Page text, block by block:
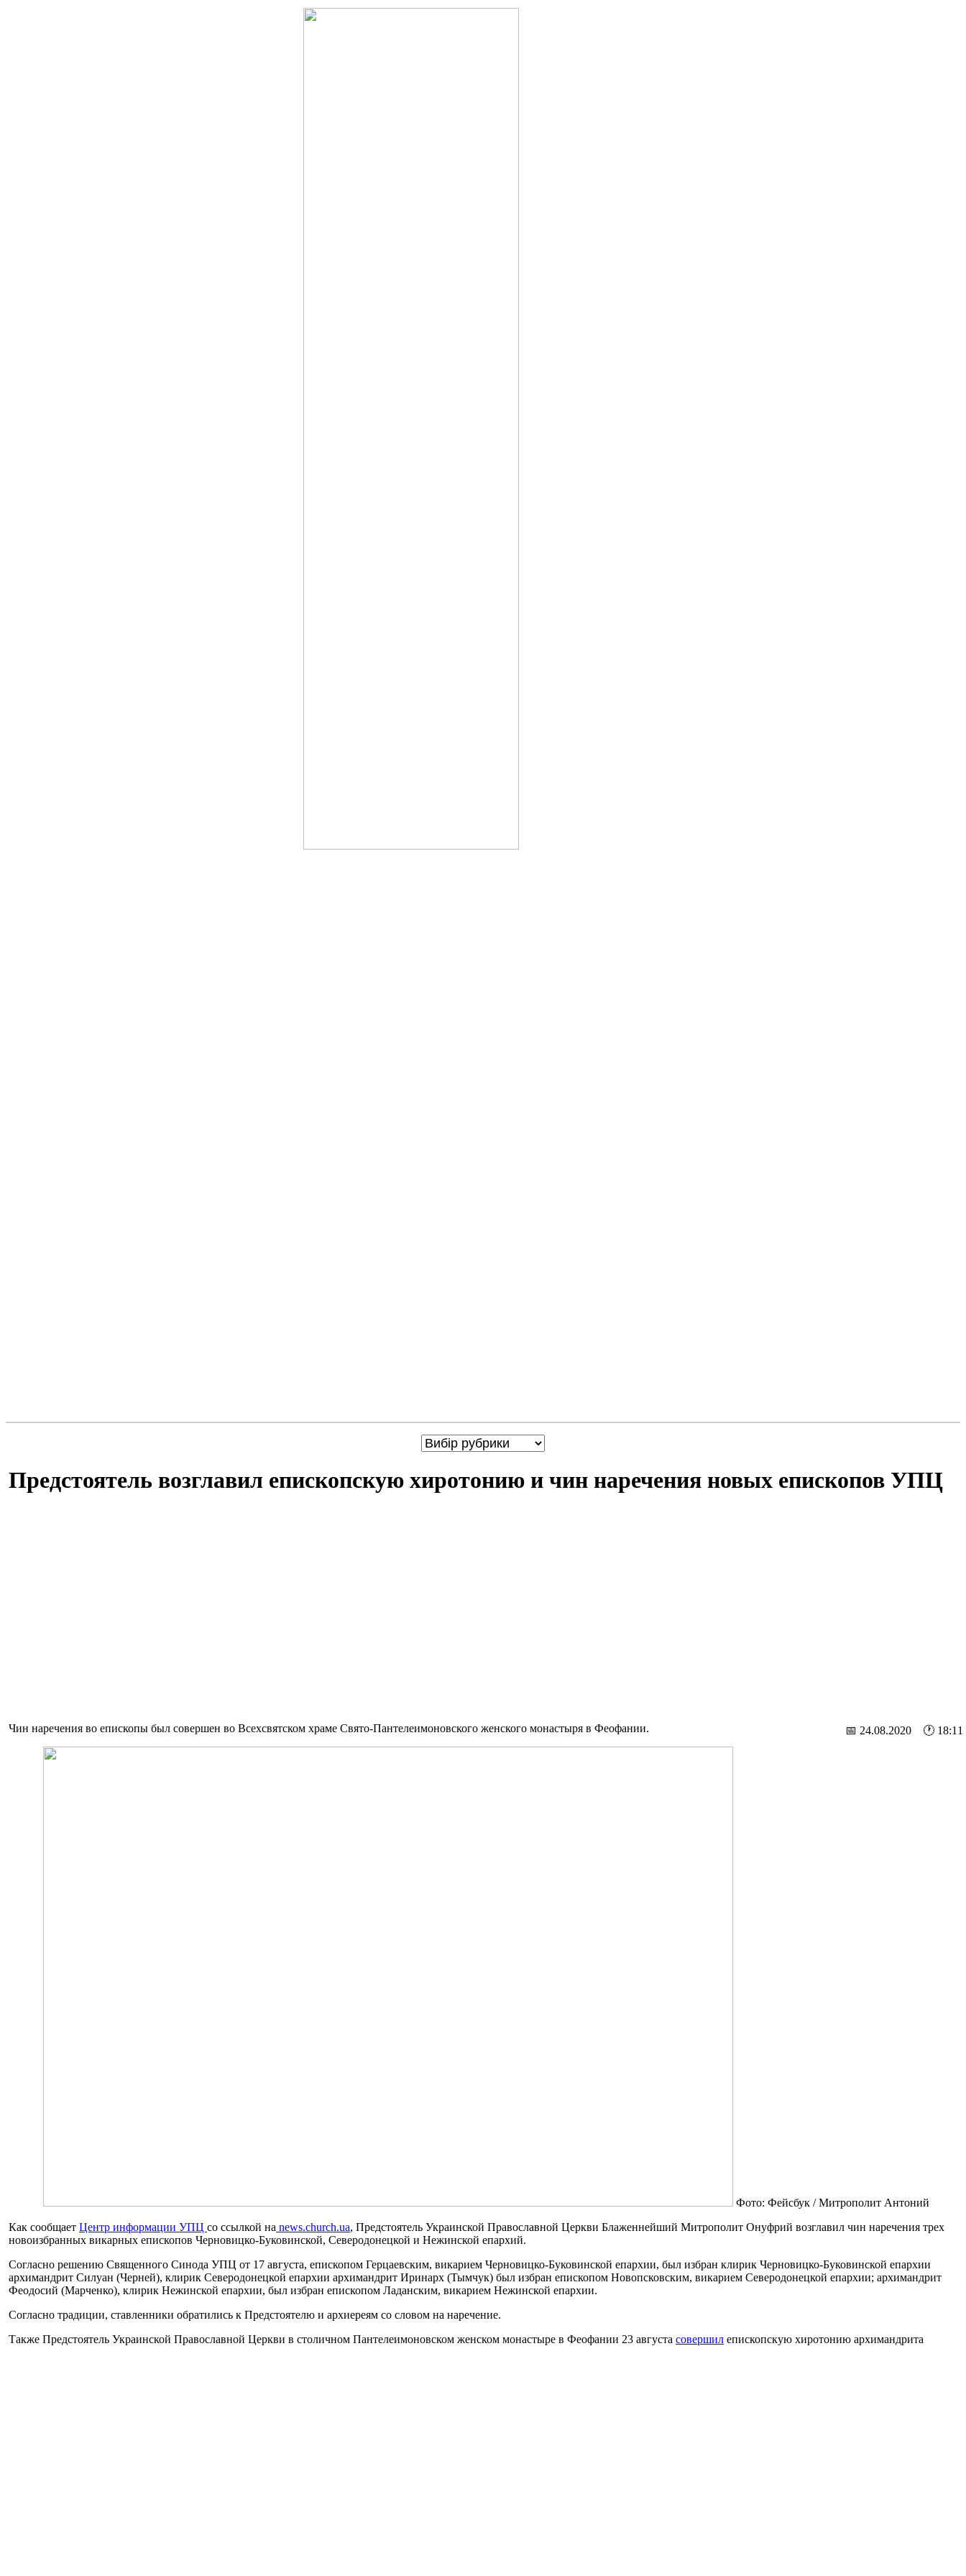
Предстоятель возглавил епископскую хиротонию и чин наречения новых епископов УПЦ
📅 24.08.2020 🕐 18:11
Чин наречения во епископы был совершен во Всехсвятском храме Свято-Пантелеимоновского женского монастыря в Феофании.
Фото: Фейсбук / Митрополит Антоний
Как сообщает Центр информации УПЦ со ссылкой на news.church.ua, Предстоятель Украинской Православной Церкви Блаженнейший Митрополит Онуфрий возглавил чин наречения трех
новоизбранных викарных епископов Черновицко-Буковинской, Северодонецкой и Нежинской епархий.
Согласно решению Священного Синода УПЦ от 17 августа, епископом Герцаевским, викарием Черновицко-Буковинской епархии, был избран клирик Черновицко-Буковинской епархии
архимандрит Силуан (Черней), клирик Северодонецкой епархии архимандрит Иринарх (Тымчук) был избран епископом Новопсковским, викарием Северодонецкой епархии; архимандрит
Феодосий (Марченко), клирик Нежинской епархии, был избран епископом Ладанским, викарием Нежинской епархии.
Согласно традиции, ставленники обратились к Предстоятелю и архиереям со словом на наречение.
Также Предстоятель Украинской Православной Церкви в столичном Пантелеимоновском женском монастыре в Феофании 23 августа совершил епископскую хиротонию архимандрита